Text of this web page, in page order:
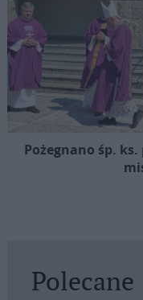
Pożegnano śp.
Polecane